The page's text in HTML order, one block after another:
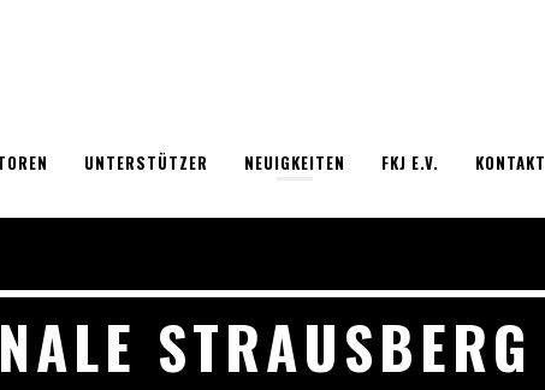
UNTERSTÜTZER NEUIGKEITEN FKJ E.V. KONTAKT
STRAUSBERG